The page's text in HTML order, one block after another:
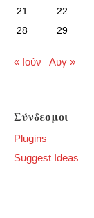
21
22
28
29
« Ιούν Αυγ »
Σύνδεσμοι
Plugins
Suggest Ideas